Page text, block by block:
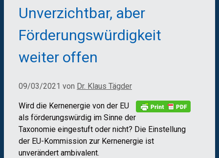
Unverzichtbar, aber
Förderungswürdigkeit
weiter offen
09/03/2021 von Dr. Klaus Tägder
Wird die Kernenergie von der EU
als förderungswürdig im Sinne der
Taxonomie eingestuft oder nicht? Die Einstellung
der EU-Kommission zur Kernenergie ist
unverändert ambivalent.